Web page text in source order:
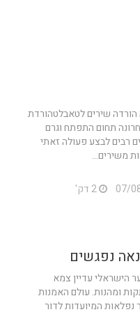
שירים לטאבלטהורדת
תחום התפתח וגרם
רבים לבצע פעולה זאתי
משירים...
2 דק'
נפגשים
הישראלי עדיין צמא
ומהנות. עולם האמנות
המיועדות לדור